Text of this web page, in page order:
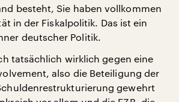
besteht, Sie haben vollkommen
in der Fiskalpolitik. Das ist ein
deutscher Politik.
tatsächlich wirklich gegen eine
also die Beteiligung der
gewehrt